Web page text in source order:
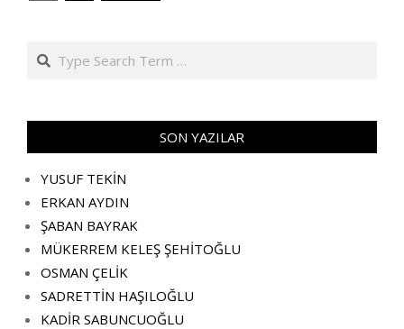
Search
SON YAZILAR
YUSUF TEKİN
ERKAN AYDIN
ŞABAN BAYRAK
MÜKERREM KELEŞ ŞEHİTOĞLU
OSMAN ÇELİK
SADRETTİN HAŞILOĞLU
KADİR SABUNCUOĞLU